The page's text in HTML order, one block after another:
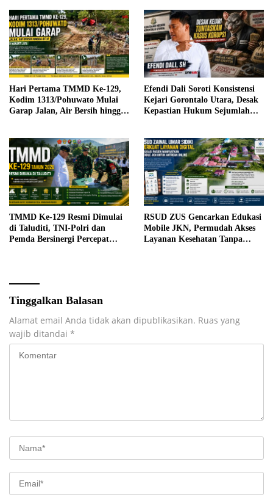
Hari Pertama TMMD Ke-129,
Kodim 1313/Pohuwato Mulai
Garap Jalan, Air Bersih hingga
Efendi Dali Soroti Konsistensi
Kejari Gorontalo Utara, Desak
Kepastian Hukum Sejumlah
TMMD Ke-129 Resmi Dimulai
di Taluditi, TNI-Polri dan
Pemda Bersinergi Percepat
RSUD ZUS Gencarkan Edukasi
Mobile JKN, Permudah Akses
Layanan Kesehatan Tanpa
Tinggalkan Balasan
Alamat email Anda tidak akan dipublikasikan. Ruas yang
wajib ditandai *